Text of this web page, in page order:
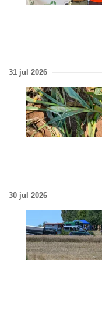
31 jul 2026
30 jul 2026